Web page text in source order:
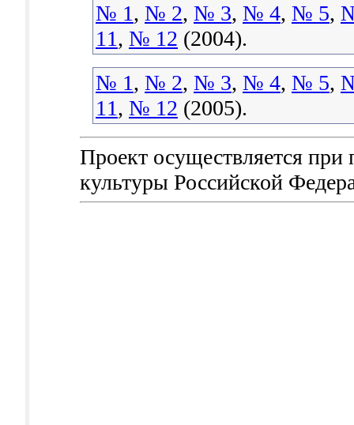
№ 1, № 2, № 3, № 4, № 5,
11, № 12 (2004).
№ 1, № 2, № 3, № 4, № 5,
11, № 12 (2005).
Проект осуществляется
культуры Российской